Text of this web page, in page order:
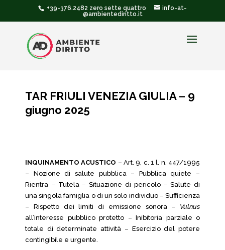
+39-376.2482 zero sette quattro
info-at-
@ambientediritto.it
TAR FRIULI VENEZIA GIULIA – 9
giugno 2025
INQUINAMENTO ACUSTICO – Art. 9, c. 1 l. n. 447/1995
– Nozione di salute pubblica – Pubblica quiete –
Rientra – Tutela – Situazione di pericolo – Salute di
una singola famiglia o di un solo individuo – Sufficienza
– Rispetto dei limiti di emissione sonora – Vulnus
all’interesse pubblico protetto – Inibitoria parziale o
totale di determinate attività – Esercizio del potere
contingibile e urgente.